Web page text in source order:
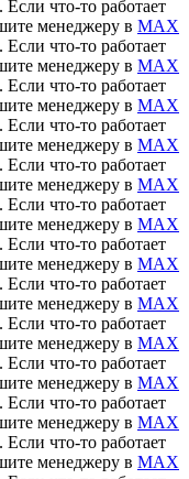
что-то работает
менеджеру в MAX
что-то работает
менеджеру в MAX
что-то работает
менеджеру в MAX
что-то работает
менеджеру в MAX
что-то работает
менеджеру в MAX
что-то работает
менеджеру в MAX
что-то работает
менеджеру в MAX
что-то работает
менеджеру в MAX
что-то работает
менеджеру в MAX
что-то работает
менеджеру в MAX
что-то работает
менеджеру в MAX
что-то работает
менеджеру в MAX